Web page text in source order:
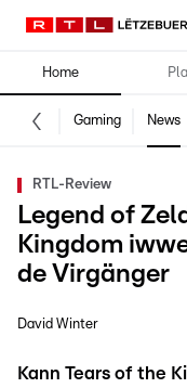
Home
Gaming News
RTL-Review
Legend of
Kingdom
de Virgänger
David Winter
Kann Tears of the